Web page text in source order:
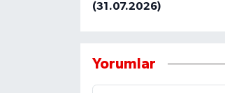
(31.07.2026)
Yorumlar